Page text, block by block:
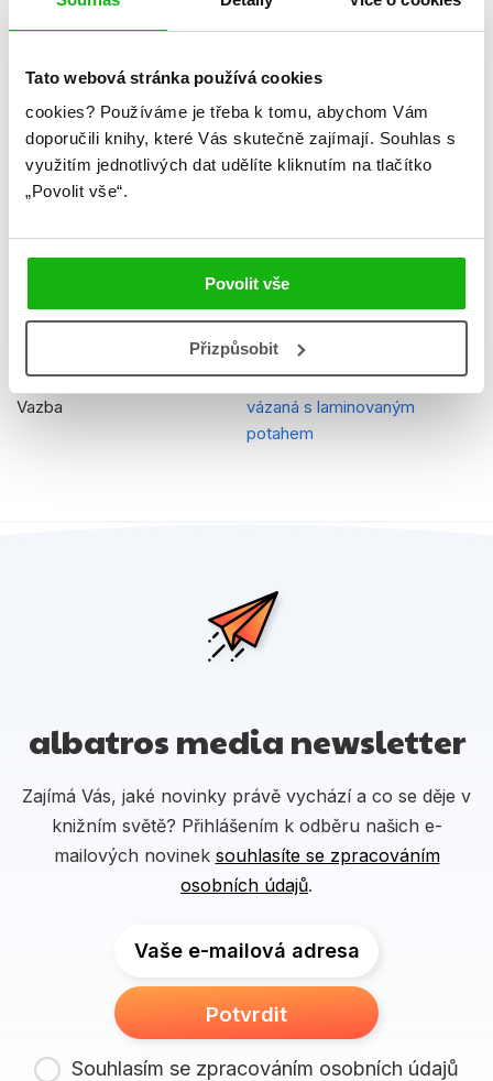
Tato webová stránka používá cookies
cookies? Používáme je třeba k tomu, abychom Vám
doporučili knihy, které Vás skutečně zajímají. Souhlas s
využitím jednotlivých dat udělíte kliknutím na tlačítko
„Povolit vše“.
Povolit vše
Přizpůsobit
Řady Marvel
Původní název Marvel Advent Calendar
Původní jazyk
EAN 9788025248423
4
Edice Adventní kalendář
Vazba
vázaná s laminovaným
potahem
albatros media newsletter
Zajímá Vás, jaké novinky právě vychází a co se děje v
knižním světě? Přihlášením k odběru našich e-
mailových novinek souhlasíte se zpracováním
osobních údajů.
Vaše e-mailová adresa
Potvrdit
Souhlasím se zpracováním osobních údajů